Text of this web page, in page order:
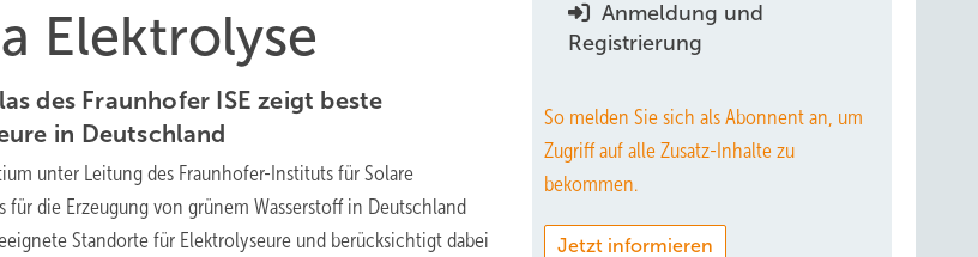
Elektrolyse
des Fraunhofer ISE zeigt beste
in Deutschland
unter Leitung des Fraunhofer-Instituts für Solare
für die Erzeugung von grünem Wasserstoff in Deutschland
Standorte für Elektrolyseure und berücksichtigt dabei
Anmeldung und
Registrierung
So melden Sie sich als Abonnent an, um
Zugriff auf alle Zusatz-Inhalte zu
bekommen.
Jetzt informieren